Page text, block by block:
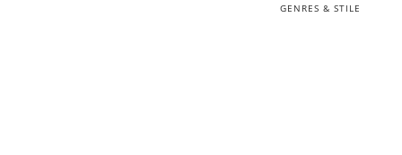
GENRES & STILE